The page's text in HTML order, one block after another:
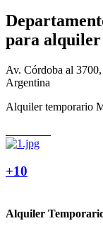
para
Av. Córdoba al
Argentina
Alquiler temporario
+10
Alquiler